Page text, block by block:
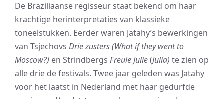
De Braziliaanse regisseur staat bekend om haar
krachtige herinterpretaties van klassieke
toneelstukken. Eerder waren Jatahy’s bewerkingen
van Tsjechovs Drie zusters (What if they went to
Moscow?) en Strindbergs Freule Julie(Julia) te zien op
alle drie de festivals. Twee jaar geleden was Jatahy
voor het laatst in Nederland met haar gedurfde